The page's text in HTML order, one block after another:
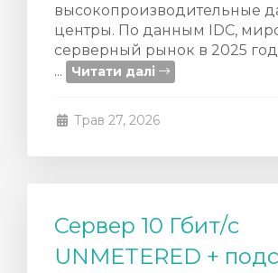
высокопроизводительные
центры. По данным IDC,
серверный рынок в 2025
...
Читати далі
Трав 27, 2026
Сервер 10 Гбит/с
UNMETERED +